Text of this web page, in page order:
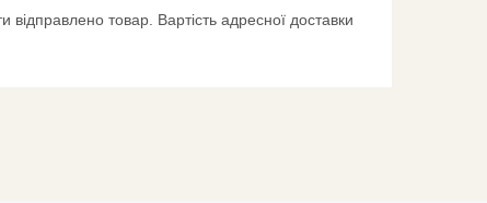
товар. Вартість адресної доставки